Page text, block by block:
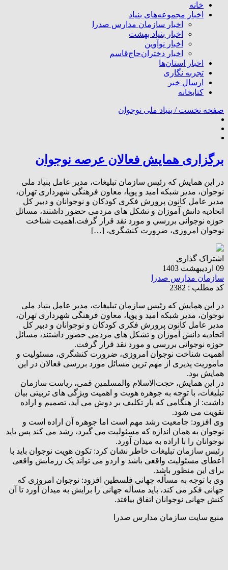
خانه
اخبار مجموعه‌های بنیاد
اخبار سازمان مدارس صدرا
اخبار بنیاد بهشت
اخبار نوآوین
اخبار دختران‌حاج‌قاسم
اخبار استان‌ها
تجربه نگاری
ارسال خبر
کتابخانه
صفحه نخست / بنیاد ملی نوجوان
برگزاری همايش فعالان عرصه نوجوان
در این همايش که رئیس سازمان تبلیغات، مدیر عامل بنیاد ملی
نوجوان، مدیر شبکه امید و پویا، معاون فرهنگی شهرداری تهران،
مدیر عامل کانون پرورش فکری کودکان و نوجوانان و دبیر کل
اتحادیه دانش آموزان و تشکل های مردمی حضور داشتند، مسائل
حوزه نوجوانی بررسي و مورد نقد قرار گرفت.اهمیت شناخت
نوجوان امروزی، ضرورت کنشگری، […]
اشتراک گذاری
09 اردیبهشت 1403
سازمان مدارس صدرا
کد مطلب : 2382
در این همايش که رئیس سازمان تبلیغات، مدیر عامل بنیاد ملی
نوجوان، مدیر شبکه امید و پویا، معاون فرهنگی شهرداری تهران،
مدیر عامل کانون پرورش فکری کودکان و نوجوانان و دبیر کل
اتحادیه دانش آموزان و تشکل های مردمی حضور داشتند، مسائل
حوزه نوجوانی بررسي و مورد نقد قرار گرفت.
اهمیت شناخت نوجوان امروزی، ضرورت کنشگری، مسئوليت و
ماموریت پذیری از مهم ترین مسائل مورد بررسی فعالان در این
همایش بود.
در این همایش، حجت‌الاسلام والمسلمین قمی، ریاست سازمان
تبلیغات، با توجه به‌ جوهره هویت و اهمیت ویژگی های تربیتی بیان
داشت: از هنگامی که بار تکليف بر دوش می آید، تصمیم و اراده
تقویت می شود.
وی افزود: جامعیت رشد مهم است اما جوهره آن اراده است و
نوجوان به همان اندازه که مسئوليت می گیرد، رشد می کند پس باید
نوجوانان را با اراده به میدان آورد.
رئیس سازمان تبلیغات خاطر نشان کرد: تکون هویت نوجوان باید با
اعطای مسئوليت واقعی باشد و اردو می تواند یک رزمایش واقعی
برای این منظور باشد.
وی با توجه به‌ مسأله جهانی فلسطین افزود: نوجوان امروزی که
جهانی فکر می کند، باید مسأله جهانی را برایش به میدان آورد تا آن
کنش جهانی نوجوانان اتفاق بيافتد.
منبع سایت سازمان مدارس صدرا